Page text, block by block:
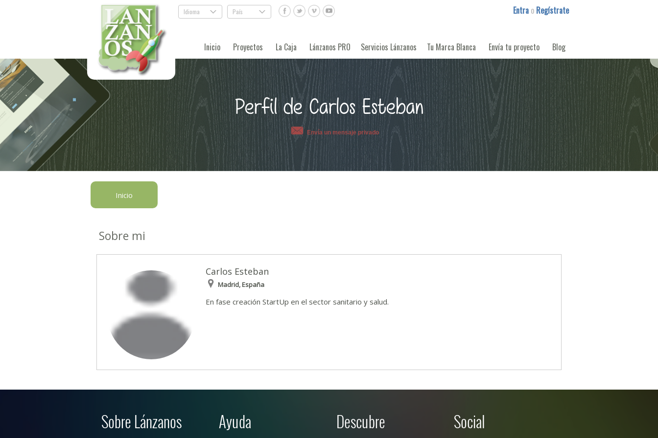
Idioma . País . Entra o Regístrate
Inicio Proyectos La Caja Lánzanos PRO Servicios Lánzanos Tu Marca Blanca Envía tu proyecto Blog
Perfil de Carlos Esteban
Envía un mensaje privado
Inicio
Sobre mi
Carlos Esteban
Madrid, España
En fase creación StartUp en el sector sanitario y salud.
Sobre Lánzanos Ayuda Descubre Social